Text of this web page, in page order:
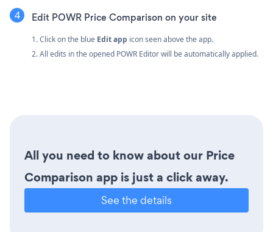
Edit POWR Price Comparison on your site
1. Click on the blue Edit app icon seen above the app.
2. All edits in the opened POWR Editor will be automatically applied.
All you need to know about our Price
Comparison app is just a click away.
See the details